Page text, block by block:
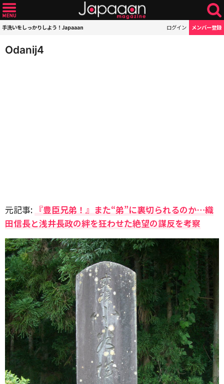
手洗いをしっかりしよう！Japaaan ログイン メンバー登録
Odanij4
元記事: 『豊臣兄弟！』また“弟”に裏切られるのか…織
田信長と浅井長政の絆を狂わせた絶望の謀反を考察